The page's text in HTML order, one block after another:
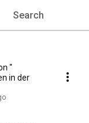
Search
"
in der